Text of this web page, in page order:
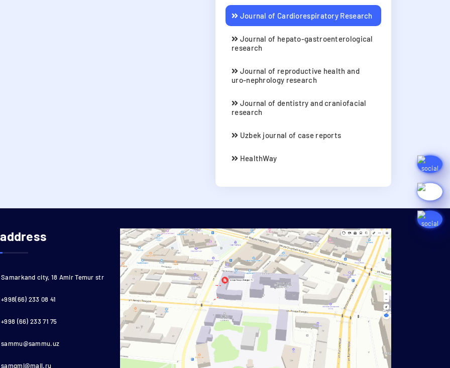
Journal of Cardiorespiratory Research
Journal of hepato-gastroenterological
research
Journal of reproductive health and
uro-nephrology research
Journal of dentistry and craniofacial
research
Uzbek journal of case reports
HealthWay
Samarkand city, 18 Amir Temur str
+998(66) 233 08 41
+998 (66) 233 71 75
sammu@sammu.uz
samgmi@mail.ru